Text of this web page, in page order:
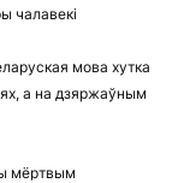
чалавекі
мова хутка
а на дзяржаўным
мёртвым